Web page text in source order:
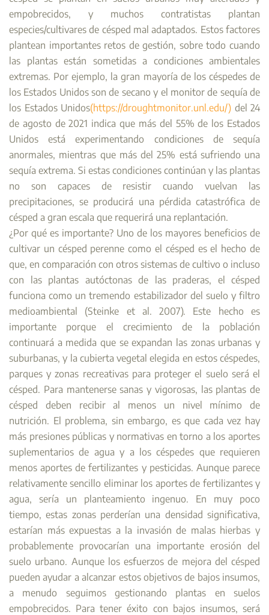
empobrecidos, y muchos contratistas plantan
especies/cultivares de césped mal adaptados. Estos factores
plantean importantes retos de gestión, sobre todo cuando
las plantas están sometidas a condiciones ambientales
extremas. Por ejemplo, la gran mayoría de los céspedes de
los Estados Unidos son de secano y el monitor de sequía de
los Estados Unidos(https://droughtmonitor.unl.edu/) del 24
de agosto de 2021 indica que más del 55% de los Estados
Unidos está experimentando condiciones de sequía
anormales, mientras que más del 25% está sufriendo una
sequía extrema. Si estas condiciones continúan y las plantas
no son capaces de resistir cuando vuelvan las
precipitaciones, se producirá una pérdida catastrófica de
césped a gran escala que requerirá una replantación.
¿Por qué es importante? Uno de los mayores beneficios de
cultivar un césped perenne como el césped es el hecho de
que, en comparación con otros sistemas de cultivo o incluso
con las plantas autóctonas de las praderas, el césped
funciona como un tremendo estabilizador del suelo y filtro
medioambiental (Steinke et al. 2007). Este hecho es
importante porque el crecimiento de la población
continuará a medida que se expandan las zonas urbanas y
suburbanas, y la cubierta vegetal elegida en estos céspedes,
parques y zonas recreativas para proteger el suelo será el
césped. Para mantenerse sanas y vigorosas, las plantas de
césped deben recibir al menos un nivel mínimo de
nutrición. El problema, sin embargo, es que cada vez hay
más presiones públicas y normativas en torno a los aportes
suplementarios de agua y a los céspedes que requieren
menos aportes de fertilizantes y pesticidas. Aunque parece
relativamente sencillo eliminar los aportes de fertilizantes y
agua, sería un planteamiento ingenuo. En muy poco
tiempo, estas zonas perderían una densidad significativa,
estarían más expuestas a la invasión de malas hierbas y
probablemente provocarían una importante erosión del
suelo urbano. Aunque los esfuerzos de mejora del césped
pueden ayudar a alcanzar estos objetivos de bajos insumos,
a menudo seguimos gestionando plantas en suelos
empobrecidos. Para tener éxito con bajos insumos, será